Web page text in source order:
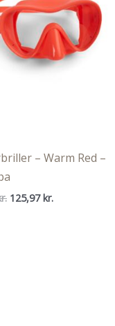
– Warm Red –
Den
125,97kr.